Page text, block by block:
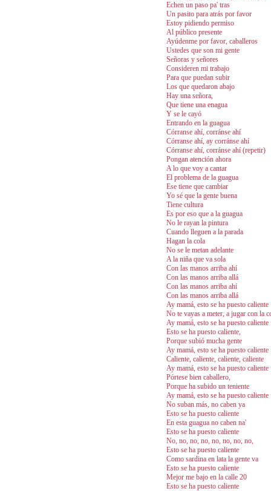
Echen un paso pa' tras
Un pasito para atrás por favor
Estoy pidiendo permiso
Al público presente
Ayúdenme por favor, caballeros
Ustedes que son mi gente
Señoras y señores
Consideren mi trabajo
Para que puedan subir
Los que quedaron abajo
Hay una señora,
Que tiene una enagua
Y se le cayó
Entrando en la guagua
Córranse ahí, corránse ahí
Córranse ahí, ay corránse ahí
Córranse ahí, corránse ahí (repetir)
Pongan atención ahora
A lo que voy a cantar
El problema de la guagua
Ese tiene que cambiar
Yo sé que la gente buena
Tiene cultura
Es por eso que a la guagua
No le rayan la pintura
Cuando lleguen a la parada
Hagan la cola
No se le metan adelante
A la niña que va sola
Con las manos arriba ahí
Con las manos arriba allá
Con las manos arriba ahí
Con las manos arriba allá
Ay mamá, esto se ha puesto caliente
No te vayas a meter, a jugar con la
Ay mamá, esto se ha puesto caliente
Esto se ha puesto caliente,
Porque subió mucha gente
Ay mamá, esto se ha puesto caliente
Caliente, caliente, caliente, caliente
Ay mamá, esto se ha puesto caliente
Pórtese bien caballero,
Porque ha subido un teniente
Ay mamá, esto se ha puesto caliente
No suban más, no caben ya
Esto se ha puesto caliente
En esta guagua no caben na'
Esto se ha puesto caliente
No, no, no, no, no, no, no, no,
Esto se ha puesto caliente
Como sardina en lata la gente va
Esto se ha puesto caliente
Mejor me bajo en la calle 20
Esto se ha puesto caliente